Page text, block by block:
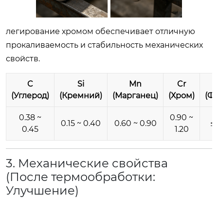
легирование хромом обеспечивает отличную
прокаливаемость и стабильность механических
свойств.
C
(Углерод)
Si
(Кремний)
Mn
(Марганец)
Cr
(Хром)
0.38 ~
0.45
0.15 ~ 0.40 0.60 ~ 0.90
0.90 ~
1.20
≤
3. Механические свойства
(После термообработки:
Улучшение)